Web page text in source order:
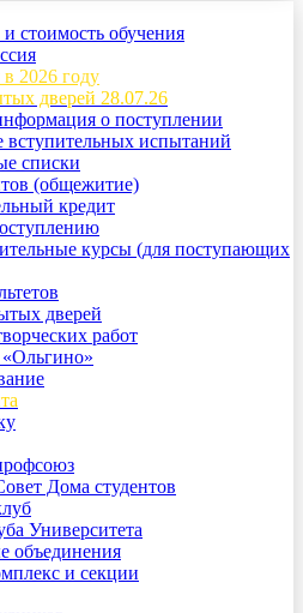
стоимость обучения
2026 году
дверей 28.07.26
о поступлении
вступительных испытаний
списки
(общежитие)
кредит
курсы (для поступающих
дверей
работ
Дома студентов
Университета
объединения
и секции